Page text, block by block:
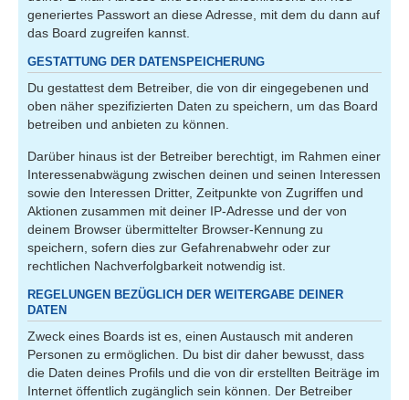
generiertes Passwort an diese Adresse, mit dem du dann auf
das Board zugreifen kannst.
GESTATTUNG DER DATENSPEICHERUNG
Du gestattest dem Betreiber, die von dir eingegebenen und
oben näher spezifizierten Daten zu speichern, um das Board
betreiben und anbieten zu können.
Darüber hinaus ist der Betreiber berechtigt, im Rahmen einer
Interessenabwägung zwischen deinen und seinen Interessen
sowie den Interessen Dritter, Zeitpunkte von Zugriffen und
Aktionen zusammen mit deiner IP-Adresse und der von
deinem Browser übermittelter Browser-Kennung zu
speichern, sofern dies zur Gefahrenabwehr oder zur
rechtlichen Nachverfolgbarkeit notwendig ist.
REGELUNGEN BEZÜGLICH DER WEITERGABE DEINER
DATEN
Zweck eines Boards ist es, einen Austausch mit anderen
Personen zu ermöglichen. Du bist dir daher bewusst, dass
die Daten deines Profils und die von dir erstellten Beiträge im
Internet öffentlich zugänglich sein können. Der Betreiber